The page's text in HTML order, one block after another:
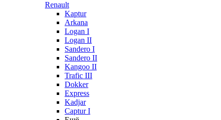
Renault
Kaptur
Arkana
Logan I
Logan II
Sandero I
Sandero II
Kangoo II
Trafic III
Dokker
Express
Kadjar
Captur I